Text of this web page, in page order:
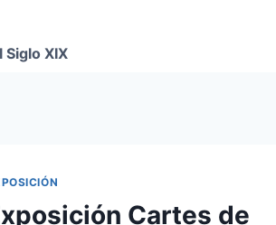
XIX
Cartes de